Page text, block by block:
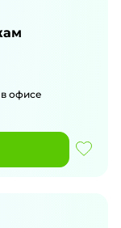
офисе